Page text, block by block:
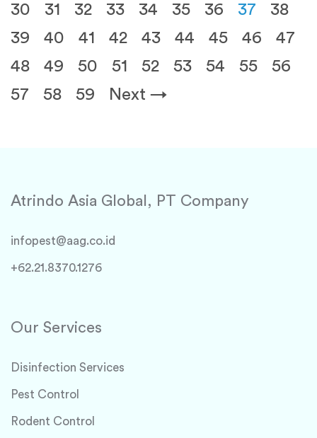
30
31 32 33 34 35 36 37
38
39
40 41 42 43 44 45 46
47
48
49 50 51 52 53 54 55
56
57
58 59 Next →
Atrindo Asia Global, PT Company
infopest@aag.co.id
+62.21.8370.1276
Our Services
Disinfection Services
Pest Control
Rodent Control